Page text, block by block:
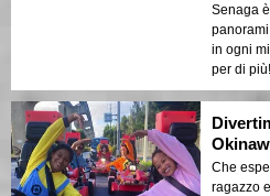
Senaga
in ogni
per di più!
Che
ragazzo